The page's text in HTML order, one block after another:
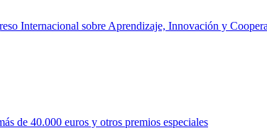
Internacional sobre Aprendizaje, Innovación y
de 40.000 euros y otros premios especiales